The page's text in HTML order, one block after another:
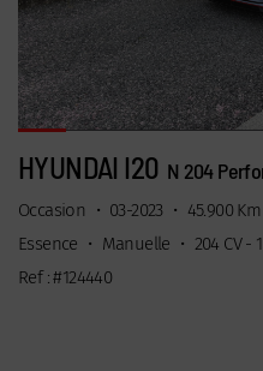
HYUNDAI I20 N 204
Occasion • 03-2023 • 45.900 Km
Essence • Manuelle • 204 CV -
Ref : #124440